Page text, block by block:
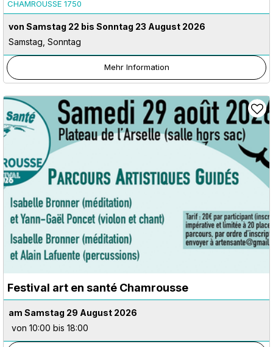
CHAMROUSSE 1750
von Samstag 22 bis Sonntag 23 August 2026
Samstag, Sonntag
Mehr Information
Festival art en santé Chamrousse
am Samstag 29 August 2026
von 10:00 bis 18:00